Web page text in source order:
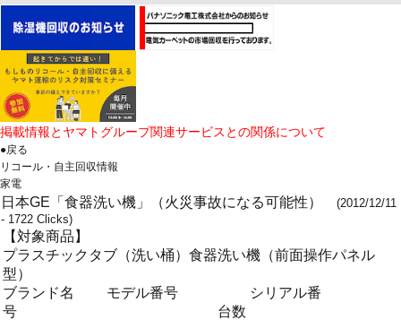
掲載情報とヤマトグループ関連サービスとの関係について
●戻る
リコール・自主回収情報
家電
日本GE「食器洗い機」（火災事故になる可能性）
(2012/12/11
- 1722 Clicks)
【対象商品】
プラスチックタブ（洗い桶）食器洗い機（前面操作パネル
型）
ブランド名 モデル番号 シリアル番
号 台数